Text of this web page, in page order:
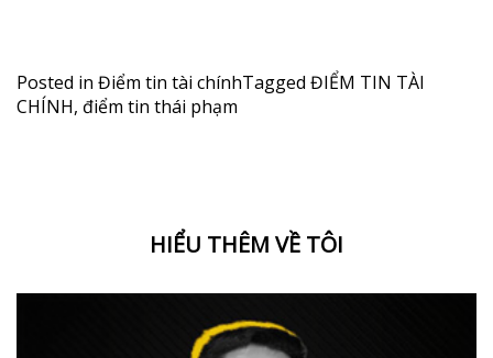
Posted in Điểm tin tài chínhTagged ĐIỂM TIN TÀI
CHÍNH, điểm tin thái phạm
HIỂU THÊM VỀ TÔI